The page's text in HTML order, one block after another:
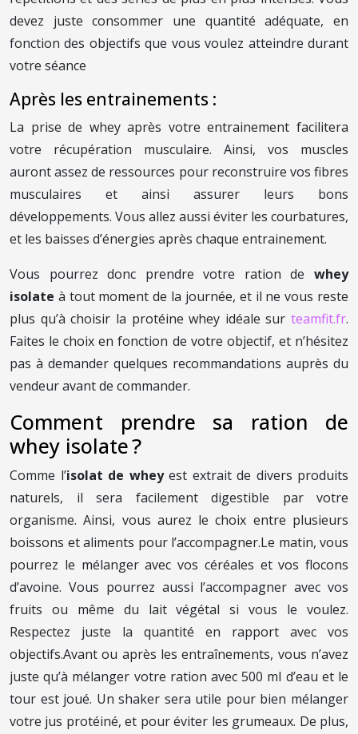
devez juste consommer une quantité adéquate, en
fonction des objectifs que vous voulez atteindre durant
votre séance
Après les entrainements :
La prise de whey après votre entrainement facilitera
votre récupération musculaire. Ainsi, vos muscles
auront assez de ressources pour reconstruire vos fibres
musculaires et ainsi assurer leurs bons
développements. Vous allez aussi éviter les courbatures,
et les baisses d’énergies après chaque entrainement.
Vous pourrez donc prendre votre ration de whey
isolate à tout moment de la journée, et il ne vous reste
plus qu’à choisir la protéine whey idéale sur teamfit.fr.
Faites le choix en fonction de votre objectif, et n’hésitez
pas à demander quelques recommandations auprès du
vendeur avant de commander.
Comment prendre sa ration de
whey isolate ?
Comme l’isolat de wheyest extrait de divers produits
naturels, il sera facilement digestible par votre
organisme. Ainsi, vous aurez le choix entre plusieurs
boissons et aliments pour l’accompagner.Le matin, vous
pourrez le mélanger avec vos céréales et vos flocons
d’avoine. Vous pourrez aussi l’accompagner avec vos
fruits ou même du lait végétal si vous le voulez.
Respectez juste la quantité en rapport avec vos
objectifs.Avant ou après les entraînements, vous n’avez
juste qu’à mélanger votre ration avec 500 ml d’eau et le
tour est joué. Un shaker sera utile pour bien mélanger
votre jus protéiné, et pour éviter les grumeaux. De plus,